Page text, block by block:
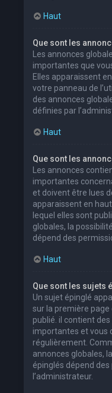
Haut
Que sont les
Les annonces
importantes que
Elles apparaissent
votre panneau de
des annonces
définies par
Haut
Que sont les
Les annonces
importantes
et doivent être lues
apparaissent en
lequel elles sont
globales, la
dépend des
Haut
Que sont les sujets
Un sujet épinglé
sur la première
publié. il contient
importantes et vous
régulièrement.
annonces globales,
épinglés dépend
l’administrateur.